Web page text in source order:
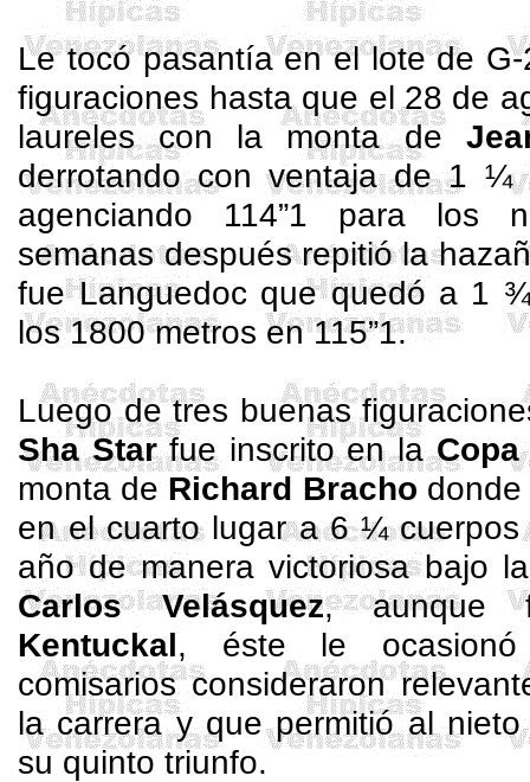
Le tocó pasantía en el lote de
figuraciones hasta que el 28 de
laureles con la monta de
derrotando con ventaja de 1
agenciando 114”1 para los
semanas después repitió la
fueLanguedocque quedó a 1 ¾
los 1800 metros en 115”1.
Luego de tres buenas
Sha Starfue inscrito en la
monta de Richard Brachodonde
en el cuarto lugar a 6 ¼
año de manera victoriosa bajo
Carlos Velásquez, aunque
Kentuckal, éste le
comisarios consideraron
la carrera y que permitió al
su quinto triunfo.